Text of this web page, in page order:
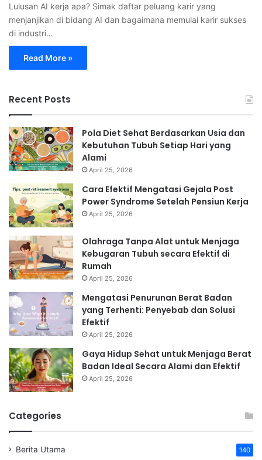
Lulusan AI kerja apa? Simak daftar peluang karir yang
menjanjikan di bidang AI dan bagaimana memulai karir sukses
di industri…
Read More »
Recent Posts
Pola Diet Sehat Berdasarkan Usia dan
Kebutuhan Tubuh Setiap Hari yang
Alami
April 25, 2026
Cara Efektif Mengatasi Gejala Post
Power Syndrome Setelah Pensiun Kerja
April 25, 2026
Olahraga Tanpa Alat untuk Menjaga
Kebugaran Tubuh secara Efektif di
Rumah
April 25, 2026
Mengatasi Penurunan Berat Badan
yang Terhenti: Penyebab dan Solusi
Efektif
April 25, 2026
Gaya Hidup Sehat untuk Menjaga Berat
Badan Ideal Secara Alami dan Efektif
April 25, 2026
Categories
Berita Utama 140